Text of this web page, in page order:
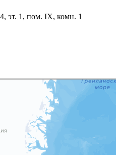
эт. 1, пом. IX, комн. 1